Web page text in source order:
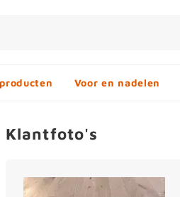
Voor en nadelen
Klantfoto's